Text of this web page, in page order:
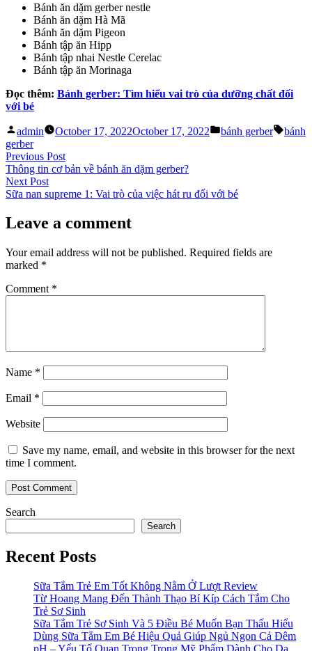
Bánh ăn dặm gerber nestle
Bánh ăn dặm Hà Mã
Bánh ăn dặm Pigeon
Bánh tập ăn Hipp
Bánh tập nhai Nestle Cerelac
Bánh tập ăn Morinaga
Đọc thêm: Bánh gerber: Tìm hiểu vai trò của dưỡng chất đối
với bé
Posted
by
admin October 17, 2022October 17, 2022
Posted
bánh gerber Tags:
bánh
gerber
Post
navigation
Previous PostPrevious
post:
Thông tin cơ bản về bánh ăn dặm gerber?
Next PostNext
post:
Sữa nan supreme 1: Vai trò của việc hát ru đối với bé
Leave a comment
Your email address will not be published. Required fields are
marked *
Comment *
Name *
Email *
Website
Save my name, email, and website in this browser for the next
time I comment.
Search
Search
Recent Posts
Sữa Tắm Trẻ Em Tốt Không Nằm Ở Lượt Review
Từ Hoang Mang Đến Thành Thạo Bí Kíp Cách Tắm Cho
Trẻ Sơ Sinh
Sữa Tắm Trẻ Sơ Sinh Và 5 Điều Bé Muốn Bạn Thấu Hiểu
Dùng Sữa Tắm Em Bé Hiệu Quả Giúp Ngủ Ngon Cả Đêm